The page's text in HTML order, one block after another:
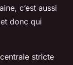
c’est aussi
donc qui
stricte